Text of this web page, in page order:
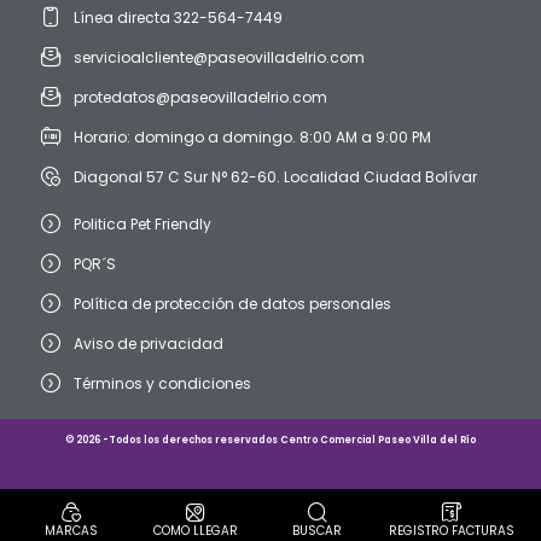
Línea directa 322-564-7449
servicioalcliente@paseovilladelrio.com
protedatos@paseovilladelrio.com
Horario: domingo a domingo. 8:00 AM a 9:00 PM
Diagonal 57 C Sur N° 62-60. Localidad Ciudad Bolívar
Politica Pet Friendly
PQR´S
Política de protección de datos personales
Aviso de privacidad
Términos y condiciones
MARCAS COMO LLEGAR BUSCAR REGISTRO FACTURAS
© 2026 -Todos los derechos reservados Centro Comercial Paseo Villa del Río